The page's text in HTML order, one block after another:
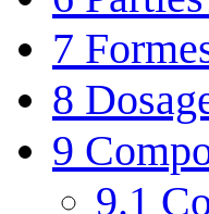
7
8
9
9.1